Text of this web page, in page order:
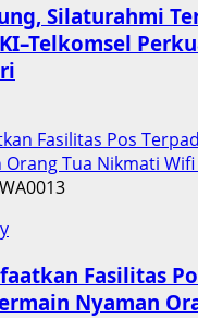
Silaturahmi
Fasilitas Pos
Tua Nikmati
Fasilitas
Nyaman